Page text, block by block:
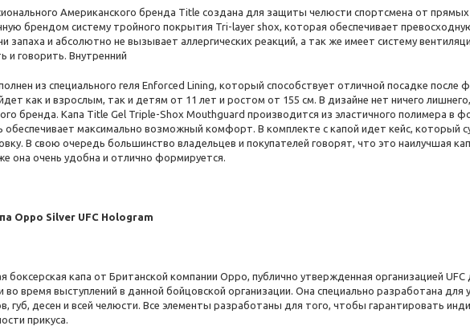
Американского бренда Title создана для защиты челюсти спортсмена от
брендом систему тройного покрытия Tri-layer shox, которая обеспечивает
запаха и абсолютно не вызывает аллергических реакций, а так же имеет систему
и говорить. Внутренний
из специального геля Enforced Lining, который способствует отличной посадке после
как и взрослым, так и детям от 11 лет и ростом от 155 см. В дизайне нет ничего
бренда. Капа Title Gel Triple-Shox Mouthguard производится из эластичного полимера в
обеспечивает максимально возможный комфорт. В комплекте с капой идет кейс, который
В свою очередь большинство владельцев и покупателей говорят, что это наилучшая
она очень удобна и отлично формируется.
Oppo Silver UFC Hologram
боксерская капа от Британской компании Oppo, публично утвержденная организацией UFC
во время выступлений в данной бойцовской организации. Она специально разработана для
губ, десен и всей челюсти. Все элементы разработаны для того, чтобы гарантировать
прикуса.